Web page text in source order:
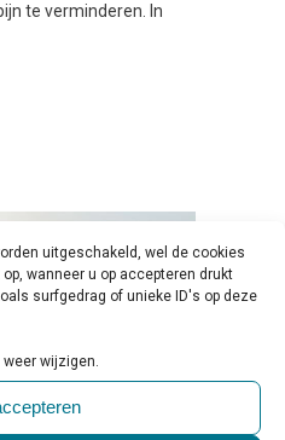
uitgeschakeld, wel de cookies
wanneer u op accepteren drukt
surfgedrag of unieke ID's op deze
wijzigen.
te verminderen. In